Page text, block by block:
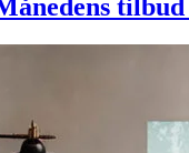
tilbud